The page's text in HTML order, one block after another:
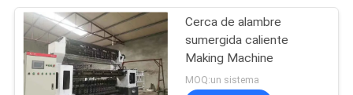
Cerca de alambre
sumergida caliente
Making Machine
MOQ:un sistema